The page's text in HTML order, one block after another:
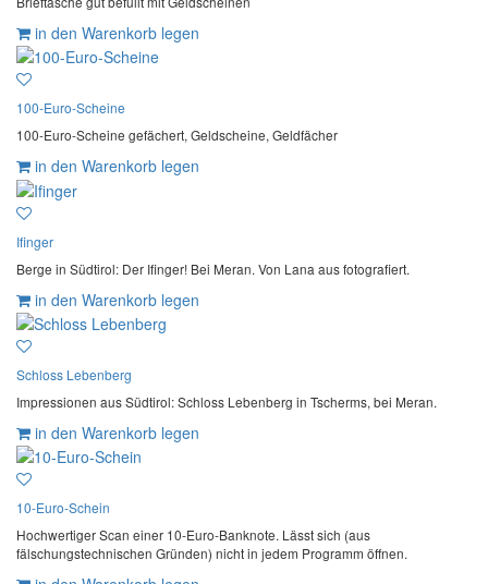
in den Warenkorb legen
100-Euro-Scheine
100-Euro-Scheine gefächert, Geldscheine, Geldfächer
in den Warenkorb legen
Ifinger
Berge in Südtirol: Der Ifinger! Bei Meran. Von Lana aus fotografiert.
in den Warenkorb legen
Schloss Lebenberg
Impressionen aus Südtirol: Schloss Lebenberg in Tscherms, bei Meran.
in den Warenkorb legen
10-Euro-Schein
Hochwertiger Scan einer 10-Euro-Banknote. Lässt sich (aus
fälschungstechnischen Gründen) nicht in jedem Programm öffnen.